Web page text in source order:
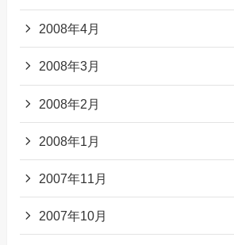
2008年4月
2008年3月
2008年2月
2008年1月
2007年11月
2007年10月